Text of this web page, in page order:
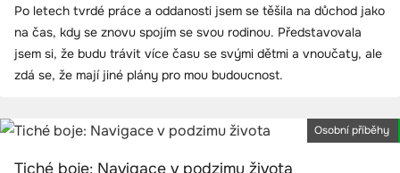
Po letech tvrdé práce a oddanosti jsem se těšila na důchod jako
na čas, kdy se znovu spojím se svou rodinou. Představovala
jsem si, že budu trávit více času se svými dětmi a vnoučaty, ale
zdá se, že mají jiné plány pro mou budoucnost.
Osobní příběhy
Tiché boje: Navigace v podzimu života